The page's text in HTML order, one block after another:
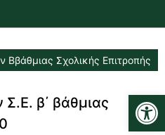
Σχολικής Επιτροπής
β΄ βάθμιας